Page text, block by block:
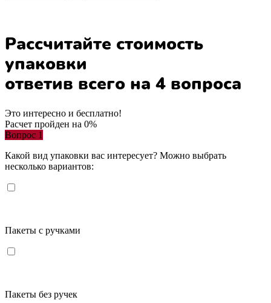
Рассчитайте стоимость
упаковки
ответив всего на 4 вопроса
Это интересно и бесплатно!
Расчет пройден на 0%
Вопрос 1
Какой вид упаковки вас интересует? Можно выбрать
несколько вариантов:
Пакеты с ручками
Пакеты без ручек